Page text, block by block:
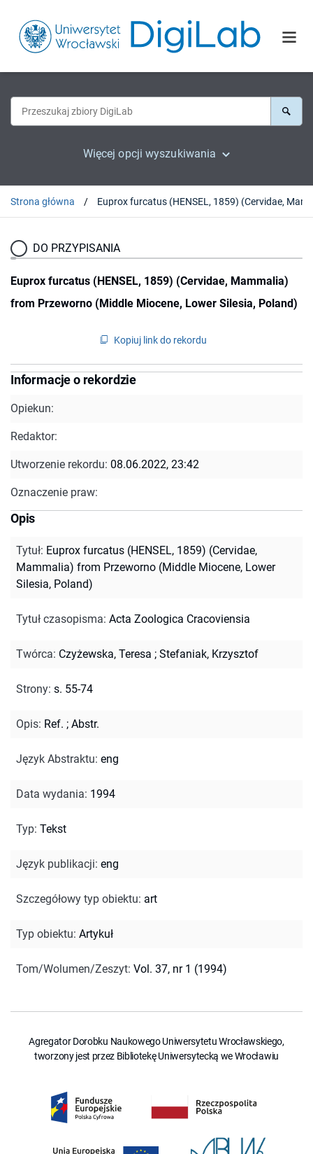
Więcej opcji wyszukiwania
Strona główna
DO PRZYPISANIA
Euprox furcatus (HENSEL, 1859) (Cervidae, Mammalia)
from Przeworno (Middle Miocene, Lower Silesia, Poland)
Kopiuj link do rekordu
Informacje o rekordzie
Opiekun:
Redaktor:
Utworzenie rekordu: 08.06.2022, 23:42
Oznaczenie praw:
Opis
Tytuł: Euprox furcatus (HENSEL, 1859) (Cervidae,
Mammalia) from Przeworno (Middle Miocene, Lower
Silesia, Poland)
Tytuł czasopisma: Acta Zoologica Cracoviensia
Twórca: Czyżewska, Teresa ; Stefaniak, Krzysztof
Strony: s. 55-74
Opis: Ref. ; Abstr.
Język Abstraktu: eng
Data wydania: 1994
Typ: Tekst
Język publikacji: eng
Szczegółowy typ obiektu: art
Typ obiektu: Artykuł
Tom/Wolumen/Zeszyt: Vol. 37, nr 1 (1994)
Agregator Dorobku Naukowego Uniwersytetu Wrocławskiego,
tworzony jest przez Bibliotekę Uniwersytecką we Wrocławiu